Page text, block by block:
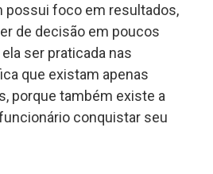
possui foco em resultados,
de decisão em poucos
ser praticada nas
que existam apenas
porque também existe a
conquistar seu